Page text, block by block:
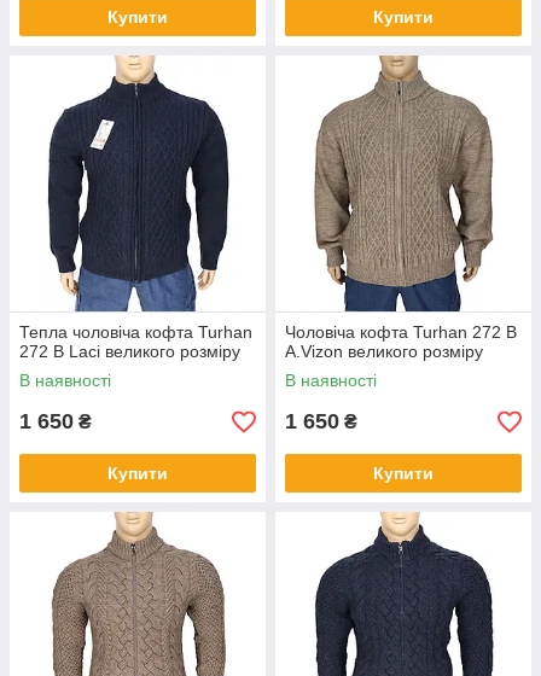
Купити Купити
Тепла чоловіча кофта Turhan
272 B Laci великого розміру
В наявності
1 650 ₴
Купити
Чоловіча кофта Turhan 272 B
A.Vizon великого розміру
В наявності
1 650 ₴
Купити